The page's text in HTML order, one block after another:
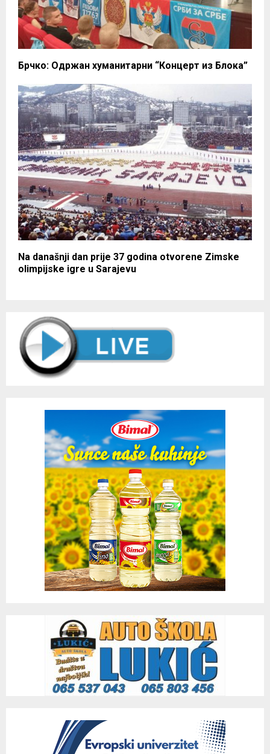
Брчко: Одржан хуманитарни “Концерт из Блока”
Na današnji dan prije 37 godina otvorene Zimske
olimpijske igre u Sarajevu